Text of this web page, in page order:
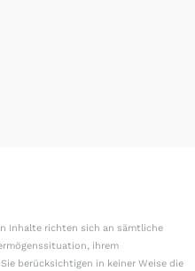
Inhalte richten sich an sämtliche
ihrem
berücksichtigen in keiner Weise die